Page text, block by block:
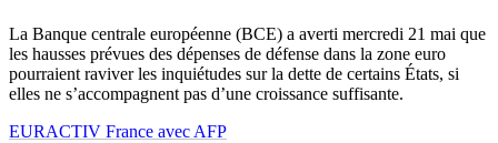
La Banque centrale européenne (BCE) a averti mercredi 21 mai que
les hausses prévues des dépenses de défense dans la zone euro
pourraient raviver les inquiétudes sur la dette de certains États, si
elles ne s’accompagnent pas d’une croissance suffisante.
EURACTIV France avec AFP